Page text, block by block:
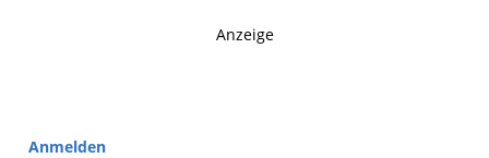
Anzeige
Anmelden